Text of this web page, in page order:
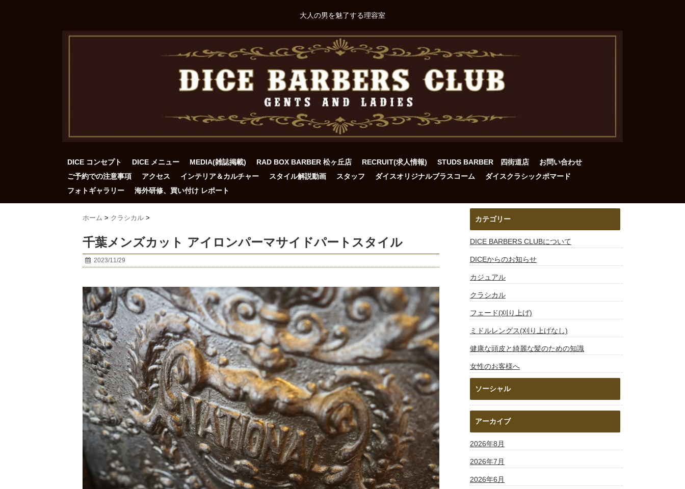
大人の男を魅了する理容室
DICE コンセプト DICE メニュー MEDIA(雑誌掲載) RAD BOX BARBER 松ヶ丘店 RECRUIT(求人情報) STUDS BARBER 四街道店
お問い合わせ
ご予約での注意事項
アクセス インテリア＆カルチャー スタイル解説動画 スタッフ ダイスオリジナルブラスコーム
ダイスクラシックポマード
フォトギャラリー
海外研修、買い付け レポート
ホーム > クラシカル >
千葉メンズカット アイロンパーマサイドパートスタイル
2023/11/29
カテゴリー
DICE BARBERS CLUBについて
DICEからのお知らせ
カジュアル
クラシカル
フェード(刈り上げ)
ミドルレングス(刈り上げなし)
健康な頭皮と綺麗な髪のための知識
女性のお客様へ
ソーシャル
アーカイブ
2026年8月
2026年7月
2026年6月